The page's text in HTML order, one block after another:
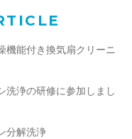
機能付き換気扇クリーニ
洗浄の研修に参加しまし
分解洗浄